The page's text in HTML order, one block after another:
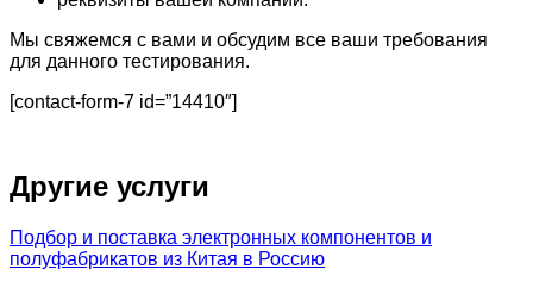
Мы свяжемся с вами и обсудим все ваши требования
для данного тестирования.
[contact-form-7 id=”14410″]
Другие услуги
Подбор и поставка электронных компонентов и
полуфабрикатов из Китая в Россию